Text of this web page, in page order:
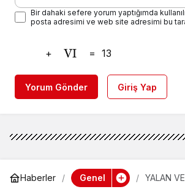
Bir dahaki sefere yorum yaptığımda
posta adresimi ve web site adresimi bu
+ = 13
Yorum Gönder Giriş Yap
Haberler Genel
YALAN